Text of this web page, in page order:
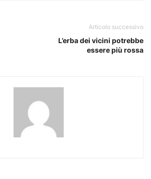
Articolo successivo
L’erba dei vicini potrebbe
essere più rossa